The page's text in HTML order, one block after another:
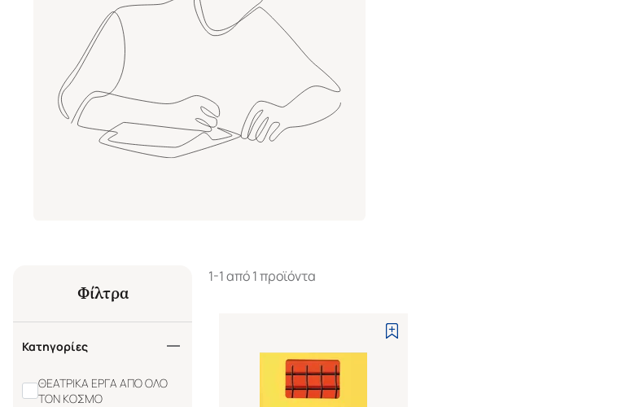
Φίλτρα
Κατηγορίες
ΘΕΑΤΡΙΚΑ ΕΡΓΑ ΑΠΟ ΟΛΟ
ΤΟΝ ΚΟΣΜΟ
1-1 από 1 προϊόντα